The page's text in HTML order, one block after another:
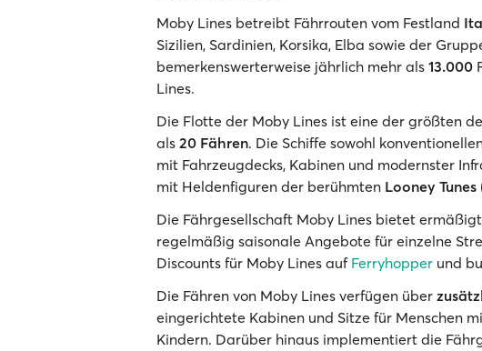
Moby Lines betreibt Fährrouten vom Festland
Sizilien, Sardinien, Korsika, Elba sowie der
bemerkenswerterweise jährlich mehr als 13.000
Lines.
Die Flotte der Moby Lines ist eine der größten
als 20 Fähren. Die Schiffe sowohl
mit Fahrzeugdecks, Kabinen und modernster
mit Heldenfiguren der berühmten Looney Tunes
Die Fährgesellschaft Moby Lines bietet
regelmäßig saisonale Angebote für einzelne
Discounts für Moby Lines auf Ferryhopper und
Die Fähren von Moby Lines verfügen über
eingerichtete Kabinen und Sitze für Menschen
Kindern. Darüber hinaus implementiert die